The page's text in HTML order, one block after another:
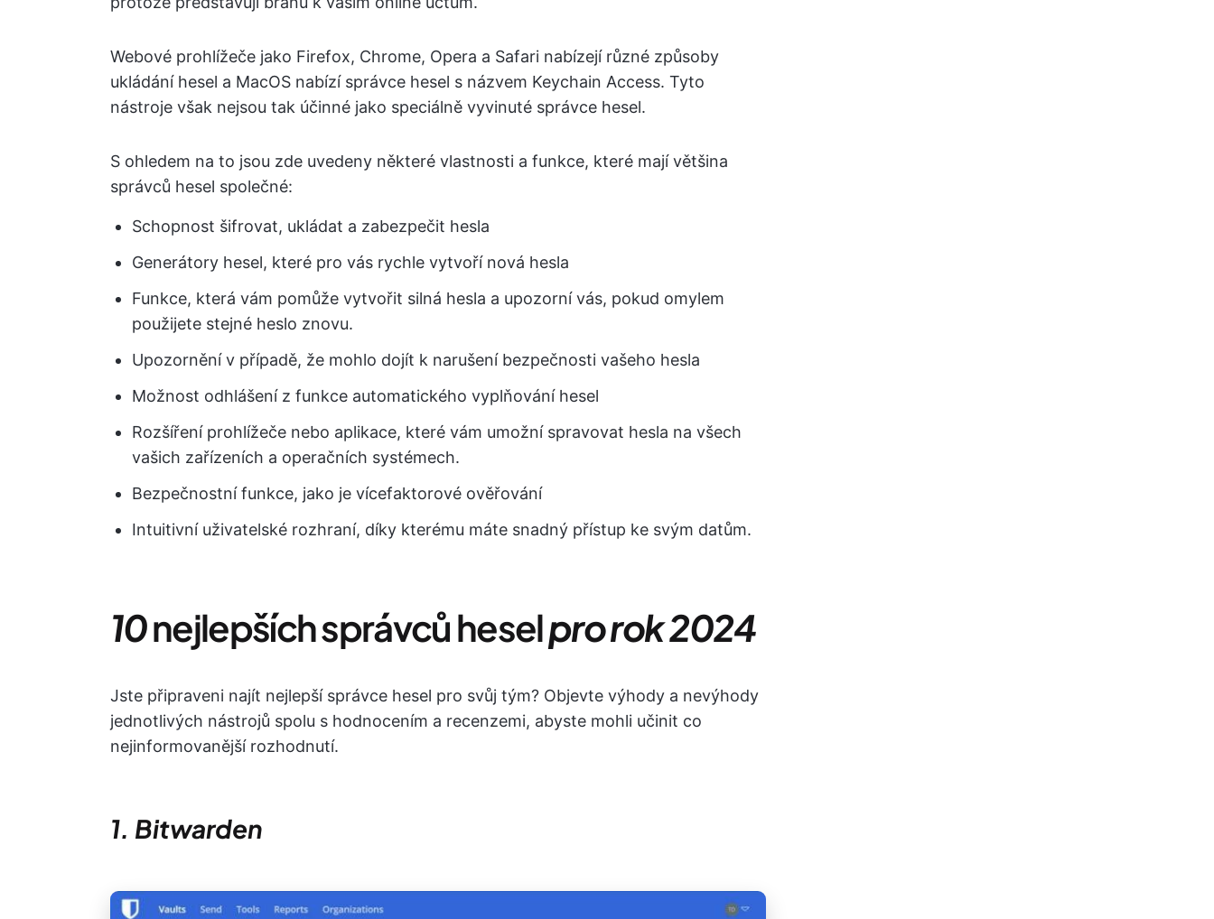
Webové prohlížeče jako Firefox, Chrome, Opera a Safari nabízejí různé způsoby
ukládání hesel a MacOS nabízí správce hesel s názvem Keychain Access. Tyto
nástroje však nejsou tak účinné jako speciálně vyvinuté správce hesel.
S ohledem na to jsou zde uvedeny některé vlastnosti a funkce, které mají většina
správců hesel společné:
Schopnost šifrovat, ukládat a zabezpečit hesla
Generátory hesel, které pro vás rychle vytvoří nová hesla
Funkce, která vám pomůže vytvořit silná hesla a upozorní vás, pokud omylem
použijete stejné heslo znovu.
Upozornění v případě, že mohlo dojít k narušení bezpečnosti vašeho hesla
Možnost odhlášení z funkce automatického vyplňování hesel
Rozšíření prohlížeče nebo aplikace, které vám umožní spravovat hesla na všech
vašich zařízeních a operačních systémech.
Bezpečnostní funkce, jako je vícefaktorové ověřování
Intuitivní uživatelské rozhraní, díky kterému máte snadný přístup ke svým datům.
10nejlepších správců heselpro rok 2024
Jste připraveni najít nejlepší správce hesel pro svůj tým? Objevte výhody a nevýhody
jednotlivých nástrojů spolu s hodnocením a recenzemi, abyste mohli učinit co
nejinformovanější rozhodnutí.
1. Bitwarden